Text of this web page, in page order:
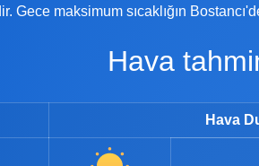
Gece maksimum sıcaklığın
Hava
Hava